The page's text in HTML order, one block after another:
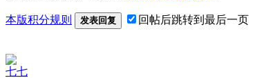
本版积分规则 发表回复 回帖后跳转到最后一页
七七